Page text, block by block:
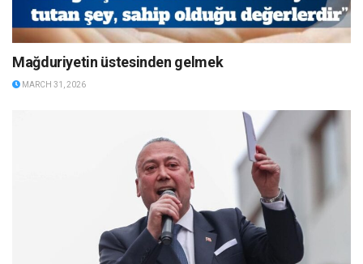
Mağduriyetin üstesinden gelmek
MARCH 31, 2026